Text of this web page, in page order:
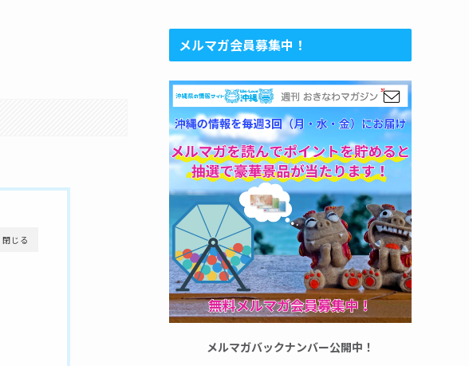
閉じる
メルマガ会員募集中！
メルマガバックナンバー公開中！